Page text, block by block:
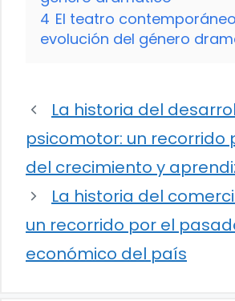
4 El teatro
evolución del género
La historia del
psicomotor: un recorrido
del crecimiento y
La historia del
un recorrido por el
económico del país